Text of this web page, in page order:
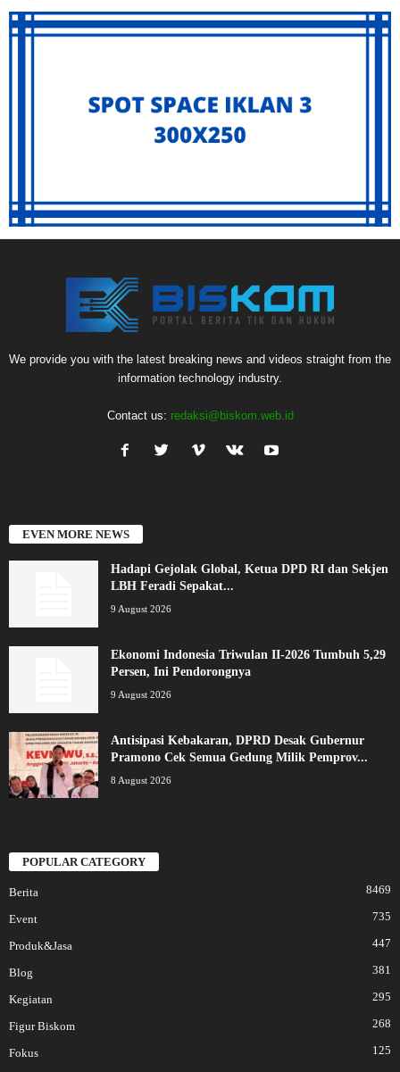
We provide you with the latest breaking news and videos straight from the
information technology industry.
Contact us: redaksi@biskom.web.id
EVEN MORE NEWS
Hadapi Gejolak Global, Ketua DPD RI dan Sekjen
LBH Feradi Sepakat...
9 August 2026
Ekonomi Indonesia Triwulan II-2026 Tumbuh 5,29
Persen, Ini Pendorongnya
9 August 2026
Antisipasi Kebakaran, DPRD Desak Gubernur
Pramono Cek Semua Gedung Milik Pemprov...
8 August 2026
POPULAR CATEGORY
Berita 8469
Event 735
Produk&Jasa 447
Blog 381
Kegiatan 295
Figur Biskom 268
Fokus 125